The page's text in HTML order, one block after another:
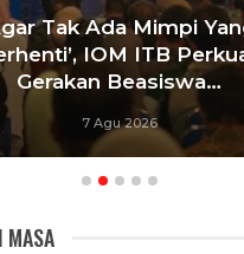
Tak Ada Mimpi
IOM ITB
Gerakan Beasiswa…
7 Agu 2026
MASA